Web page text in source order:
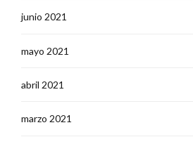
junio 2021
mayo 2021
abril 2021
marzo 2021